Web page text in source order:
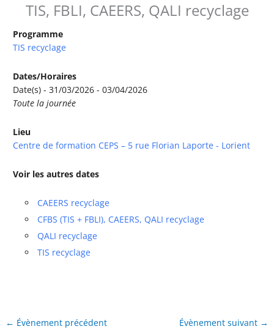
TIS, FBLI, CAEERS, QALI recyclage
Programme
TIS recyclage
Dates/Horaires
Date(s) - 31/03/2026 - 03/04/2026
Toute la journée
Lieu
Centre de formation CEPS – 5 rue Florian Laporte - Lorient
Voir les autres dates
CAEERS recyclage
CFBS (TIS + FBLI), CAEERS, QALI recyclage
QALI recyclage
TIS recyclage
← Évènement précédent Évènement suivant →